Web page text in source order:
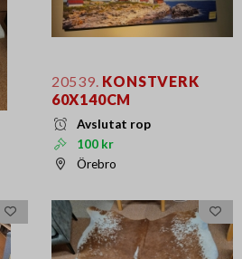
20539. KONSTVERK
60X140CM
Avslutat rop
100 kr
Örebro